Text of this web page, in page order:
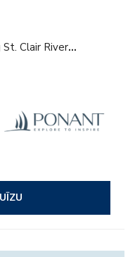
Clair River…